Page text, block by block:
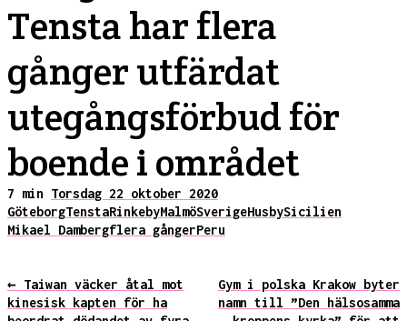
Tensta har flera
gånger utfärdat
utegångsförbud för
boende i området
7 min Torsdag 22 oktober 2020
GöteborgTenstaRinkebyMalmöSverigeHusbySicilien
Mikael Dambergflera gångerPeru
← Taiwan väcker åtal mot
kinesisk kapten för ha
Gym i polska Krakow byter
namn till ”Den hälsosamma